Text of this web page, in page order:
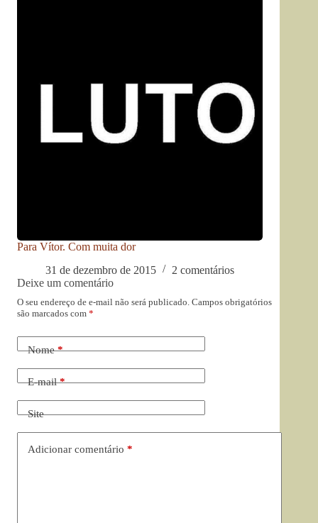
Para Vítor. Com muita dor
31 de dezembro de 2015
2 comentários
Deixe um comentário
O seu endereço de e-mail não será publicado. Campos obrigatórios
são marcados com *
Nome*
E-mail*
Site
Adicionar comentário *